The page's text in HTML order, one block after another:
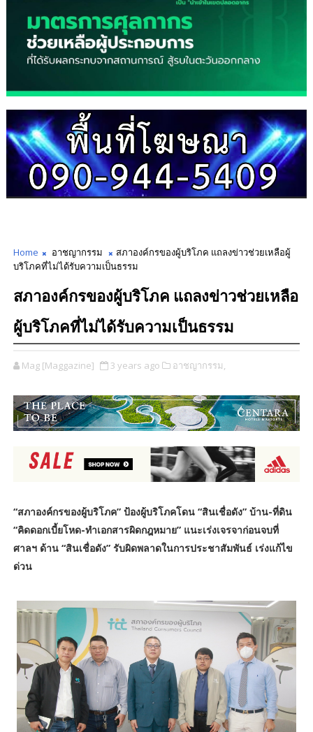
Home อาชญากรรม
สภาองค์กรของผู้บริโภค แถลงข่าวช่วยเหลือผู้
บริโภคที่ไม่ได้รับความเป็นธรรม
สภาองค์กรของผู้บริโภค แถลงข่าวช่วยเหลือ
ผู้บริโภคที่ไม่ได้รับความเป็นธรรม
Mag [Maggazine] 3 years ago อาชญากรรม,
“สภาองค์กรของผู้บริโภค” ป้องผู้บริโภคโดน “สินเชื่อดัง” บ้าน-ที่ดิน
“คิดดอกเบี้ยโหด-ทำเอกสารผิดกฎหมาย” แนะเร่งเจรจาก่อนจบที่
ศาลฯ ด้าน “สินเชื่อดัง” รับผิดพลาดในการประชาสัมพันธ์ เร่งแก้ไข
ด่วน